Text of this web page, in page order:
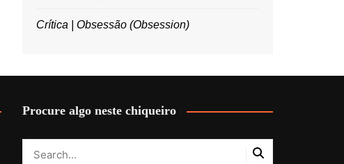
Crítica | Obsessão (Obsession)
Procure algo neste chiqueiro